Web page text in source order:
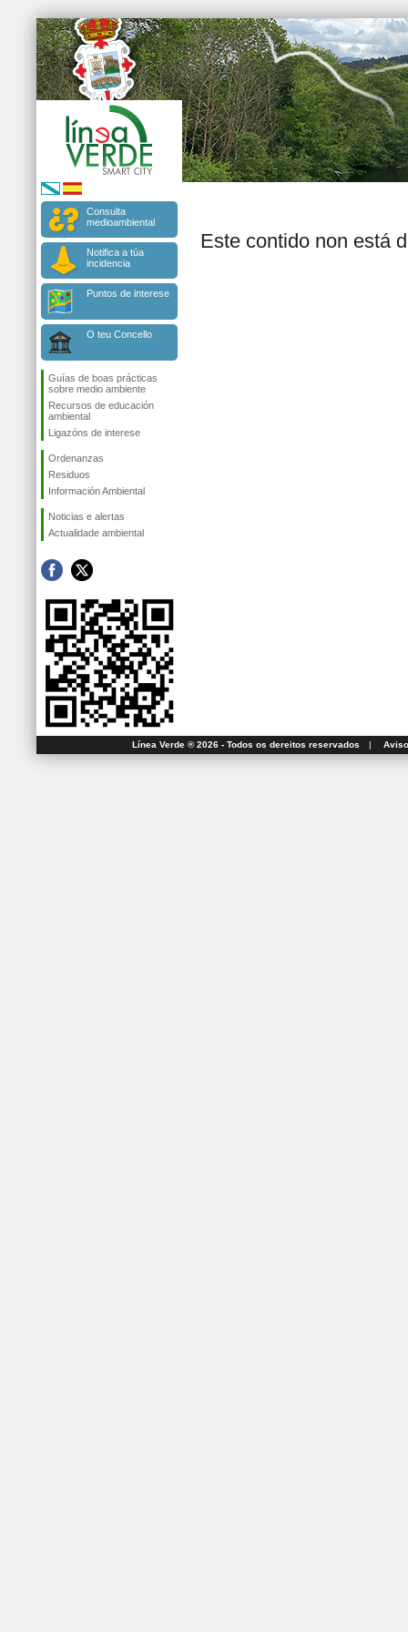
Consulta
medioambiental
Notifica a túa
incidencia
Puntos de interese
O teu Concello
Guías de boas prácticas
sobre medio ambiente
Recursos de educación
ambiental
Ligazóns de interese
Ordenanzas
Residuos
Información Ambiental
Noticias e alertas
Actualidade ambiental
Este contido non está
Línea Verde ® 2026 - Todos os dereitos reservados |